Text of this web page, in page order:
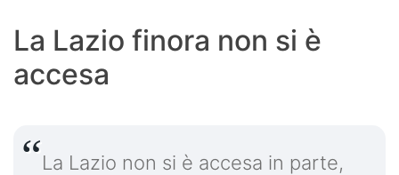
La Lazio finora non si è
accesa
La Lazio non si è accesa in parte,